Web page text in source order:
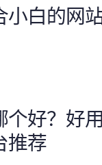
小白的网
个好？好用
推荐